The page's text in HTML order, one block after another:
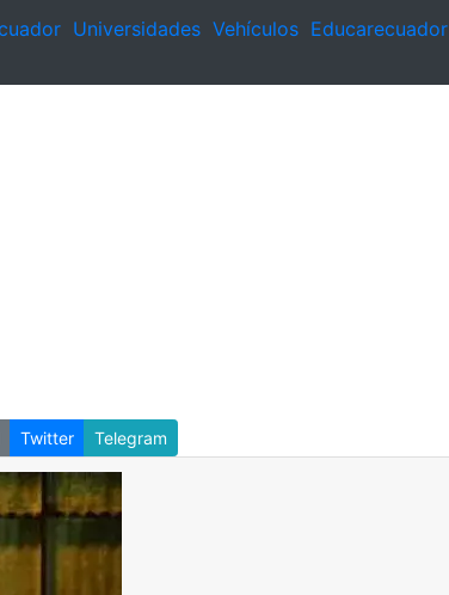
Universidades Vehículos Educarecuador
Twitter Telegram